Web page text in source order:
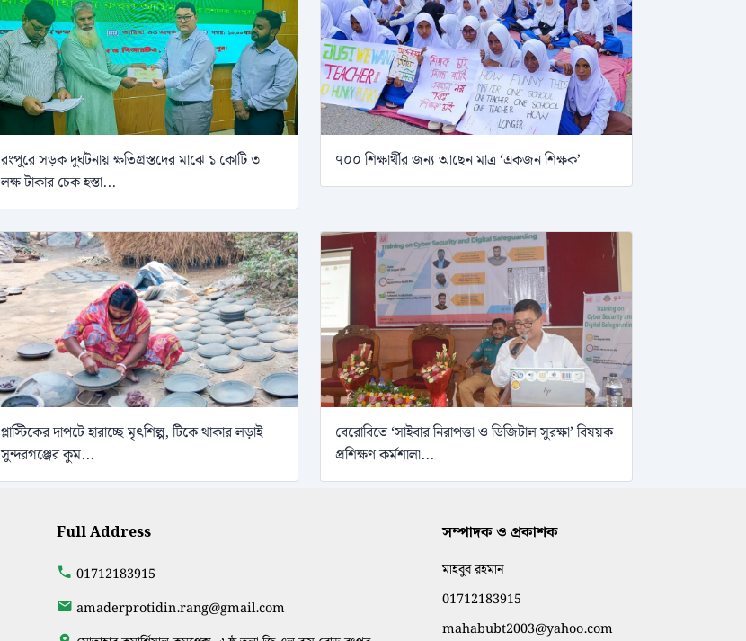
রংপুরে সড়ক দুর্ঘটনায় ক্ষতিগ্রস্তদের মাঝে ১ কোটি ৩
লক্ষ টাকার চেক হস্তা...
৭০০ শিক্ষার্থীর জন্য আছেন মাত্র ‘একজন শিক্ষক’
প্লাস্টিকের দাপটে হারাচ্ছে মৃৎশিল্প, টিকে থাকার লড়াই
সুন্দরগঞ্জের কুম...
বেরোবিতে ‘সাইবার নিরাপত্তা ও ডিজিটাল সুরক্ষা’ বিষয়ক
প্রশিক্ষণ কর্মশালা...
Full Address
01712183915
amaderprotidin.rang@gmail.com
সম্পাদক ও প্রকাশক
মাহবুব রহমান
01712183915
mahabubt2003@yahoo.com